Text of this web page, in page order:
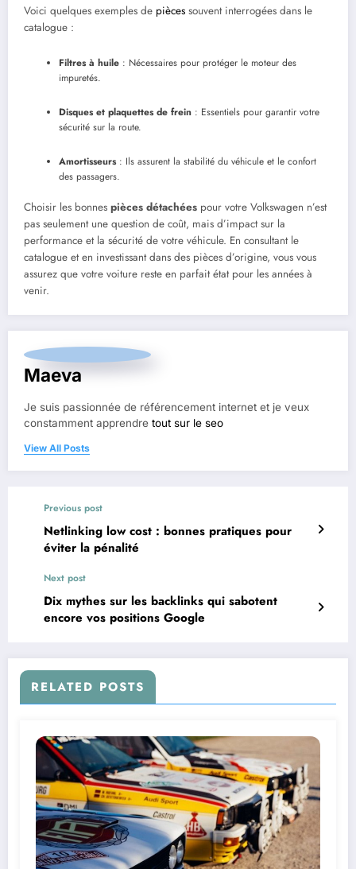
Voici quelques exemples de pièces souvent interrogées dans le
catalogue :
Filtres à huile : Nécessaires pour protéger le moteur des
impuretés.
Disques et plaquettes de frein : Essentiels pour garantir votre
sécurité sur la route.
Amortisseurs: Ils assurent la stabilité du véhicule et le confort
des passagers.
Choisir les bonnes pièces détachées pour votre Volkswagen n’est
pas seulement une question de coût, mais d’impact sur la
performance et la sécurité de votre véhicule. En consultant le
catalogue et en investissant dans des pièces d’origine, vous vous
assurez que votre voiture reste en parfait état pour les années à
venir.
Maeva
Je suis passionnée de référencement internet et je veux
constamment apprendre tout sur le seo
View All Posts
Previous post
Netlinking low cost : bonnes pratiques pour
éviter la pénalité
Next post
Dix mythes sur les backlinks qui sabotent
encore vos positions Google
RELATED POSTS